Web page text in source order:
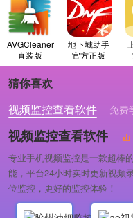
AVGCleaner
直装版
地下城助手
官方正版
猜你喜欢
视频监控查看软件
免费
专业做婚礼策划的软件
视频监控查看软件
专业手机视频监控是一款超棒
能，平台24小时实时更新视频
位监控，更好的监控体验！